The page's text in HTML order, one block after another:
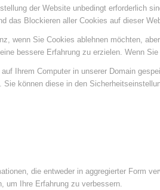
der Website unbedingt erforderlich
das Blockieren aller Cookies auf dieser
wenn Sie Cookies ablehnen möchten,
bessere Erfahrung zu erzielen. Wenn
Ihrem Computer in unserer Domain
Sie können diese in den
die entweder in aggregierter Form
um Ihre Erfahrung zu verbessern.